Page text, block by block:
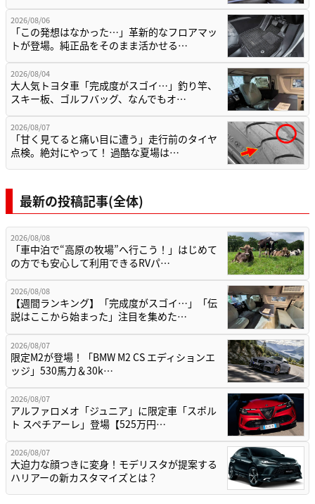
2026/08/06
「この発想はなかった…」革新的なフロアマッ
トが登場。純正品をそのまま活かせる…
2026/08/04
大人気トヨタ車「完成度がスゴイ…」釣り竿、
スキー板、ゴルフバッグ、なんでもオ…
2026/08/07
「甘く見てると痛い目に遭う」走行前のタイヤ
点検。絶対にやって！ 過酷な夏場は…
最新の投稿記事(全体)
2026/08/08
「車中泊で“高原の牧場”へ行こう！」はじめて
の方でも安心して利用できるRVパ…
2026/08/08
【週間ランキング】「完成度がスゴイ…」「伝
説はここから始まった」注目を集めた…
2026/08/07
限定M2が登場！「BMW M2 CS エディションエ
ッジ」530馬力＆30k…
2026/08/07
アルファロメオ「ジュニア」に限定車「スポル
ト スペチアーレ」登場【525万円…
2026/08/07
大迫力な顔つきに変身！モデリスタが提案する
ハリアーの新カスタマイズとは？